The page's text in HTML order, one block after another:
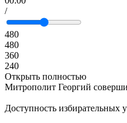
/
480
480
360
240
Открыть полностью
Митрополит Георгий
Доступность избирательных